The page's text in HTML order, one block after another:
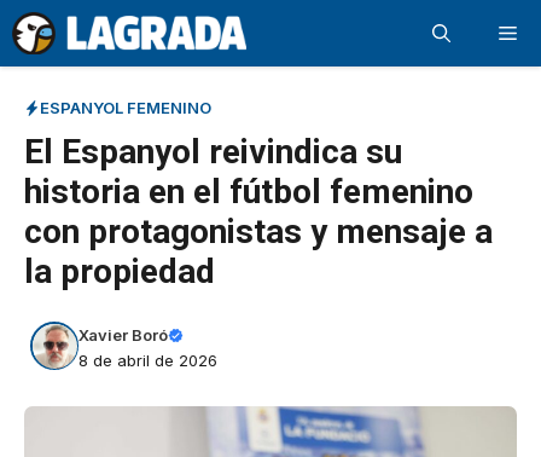
Saltar
al
contenido
ESPANYOL FEMENINO
El Espanyol reivindica su
historia en el fútbol femenino
con protagonistas y mensaje a
la propiedad
Xavier Boró
8 de abril de 2026